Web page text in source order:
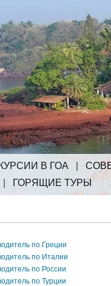
В ГОА
ГОРЯЩИЕ ТУРЫ
по Греции
по Италии
по России
по Турции